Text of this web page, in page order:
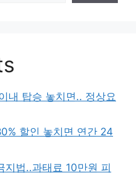
내 탑승 놓치면.. 정상요
할인 놓치면 연간 24
지법..과태료 10만원 피